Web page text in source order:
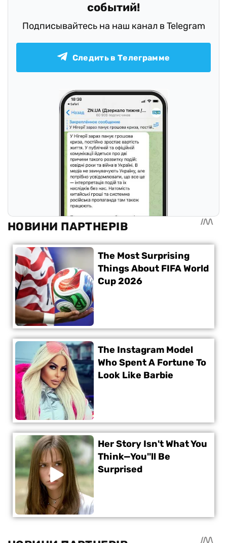
событий!
Подписывайтесь на наш канал в Telegram
Следить в Телеграмме